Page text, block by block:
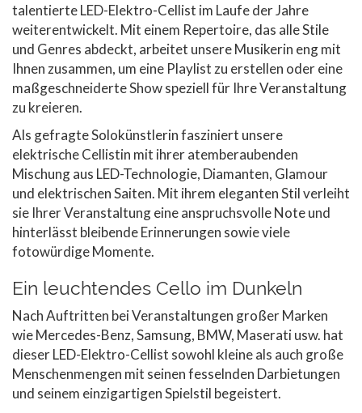
talentierte LED-Elektro-Cellist im Laufe der Jahre
weiterentwickelt. Mit einem Repertoire, das alle Stile
und Genres abdeckt, arbeitet unsere Musikerin eng mit
Ihnen zusammen, um eine Playlist zu erstellen oder eine
maßgeschneiderte Show speziell für Ihre Veranstaltung
zu kreieren.
Als gefragte Solokünstlerin fasziniert unsere
elektrische Cellistin mit ihrer atemberaubenden
Mischung aus LED-Technologie, Diamanten, Glamour
und elektrischen Saiten. Mit ihrem eleganten Stil verleiht
sie Ihrer Veranstaltung eine anspruchsvolle Note und
hinterlässt bleibende Erinnerungen sowie viele
fotowürdige Momente.
Ein leuchtendes Cello im Dunkeln
Nach Auftritten bei Veranstaltungen großer Marken
wie Mercedes-Benz, Samsung, BMW, Maserati usw. hat
dieser LED-Elektro-Cellist sowohl kleine als auch große
Menschenmengen mit seinen fesselnden Darbietungen
und seinem einzigartigen Spielstil begeistert.